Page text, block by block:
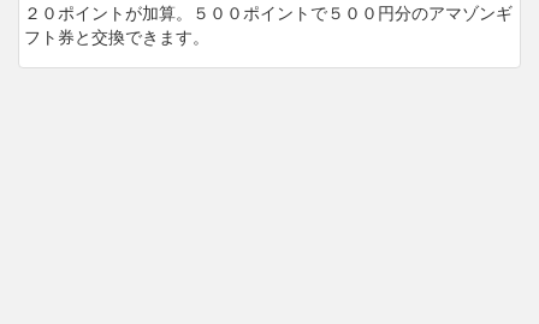
２０ポイントが加算。５００ポイントで５００円分のアマゾンギ
フト券と交換できます。